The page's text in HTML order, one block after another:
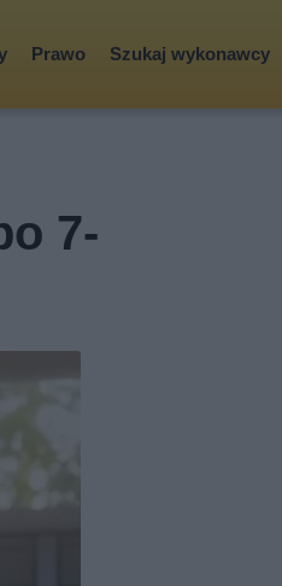
Prawo Szukaj wykonawcy
7-